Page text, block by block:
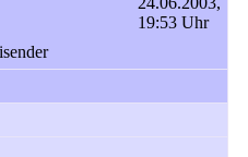
19:53 Uhr